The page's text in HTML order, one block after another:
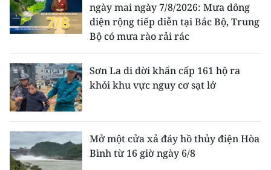
ngày mai ngày 7/8/2026: Mưa dông
diện rộng tiếp diễn tại Bắc Bộ, Trung
Bộ có mưa rào rải rác
Sơn La di dời khẩn cấp 161 hộ ra
khỏi khu vực nguy cơ sạt lở
Mở một cửa xả đáy hồ thủy điện Hòa
Bình từ 16 giờ ngày 6/8